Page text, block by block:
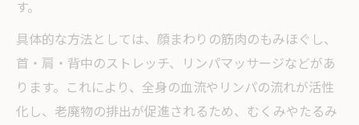
す。
具体的な方法としては、顔まわりの筋肉のもみほぐし、
首・肩・背中のストレッチ、リンパマッサージなどがあ
ります。これにより、全身の血流やリンパの流れが活性
化し、老廃物の排出が促進されるため、むくみやたるみ